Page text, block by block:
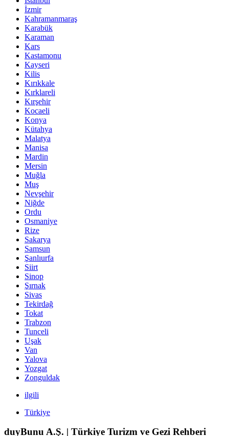
İzmir
Kahramanmaraş
Karabük
Karaman
Kars
Kastamonu
Kayseri
Kilis
Kırıkkale
Kırklareli
Kırşehir
Kocaeli
Konya
Kütahya
Malatya
Manisa
Mardin
Mersin
Muğla
Muş
Nevşehir
Niğde
Ordu
Osmaniye
Rize
Sakarya
Samsun
Şanlıurfa
Siirt
Sinop
Şırnak
Sivas
Tekirdağ
Tokat
Trabzon
Tunceli
Uşak
Van
Yalova
Yozgat
Zonguldak
ilgili
Türkiye
duyBunu A.Ş. | Türkiye Turizm ve Gezi Rehberi